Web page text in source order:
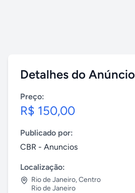
Detalhes do Anúncio
Preço:
R$ 150,00
Publicado por:
CBR - Anuncios
Localização:
Rio de Janeiro,Centro
Rio de Janeiro